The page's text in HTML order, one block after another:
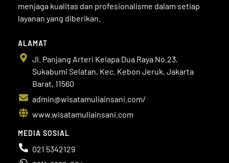
menjaga kualitas dan profesionalisme dalam setiap
layanan yang diberikan.
ALAMAT
Jl. Panjang Arteri Kelapa Dua Raya No.23,
Sukabumi Selatan, Kec. Kebon Jeruk, Jakarta
Barat, 11560
admin@wisatamuliainsani.com/
www.wisatamuliainsani.com
MEDIA SOSIAL
021 5342129